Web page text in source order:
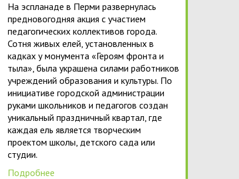
На эспланаде в Перми развернулась
предновогодняя акция с участием
педагогических коллективов города.
Сотня живых елей, установленных в
кадках у монумента «Героям фронта и
тыла», была украшена силами работников
учреждений образования и культуры. По
инициативе городской администрации
руками школьников и педагогов создан
уникальный праздничный квартал, где
каждая ель является творческим
проектом школы, детского сада или
студии.
Подробнее